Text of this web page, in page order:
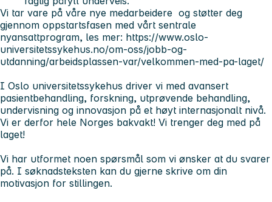
Vi tar vare på våre nye medarbeidere og støtter deg
gjennom oppstartsfasen med vårt sentrale
nyansattprogram, les mer: https://www.oslo-
universitetssykehus.no/om-oss/jobb-og-
utdanning/arbeidsplassen-var/velkommen-med-pa-laget/
I Oslo universitetssykehus driver vi med avansert
pasientbehandling, forskning, utprøvende behandling,
undervisning og innovasjon på et høyt internasjonalt nivå.
Vi er derfor hele Norges bakvakt! Vi trenger deg med på
laget!
Vi har utformet noen spørsmål som vi ønsker at du svarer
på. I søknadsteksten kan du gjerne skrive om din
motivasjon for stillingen.